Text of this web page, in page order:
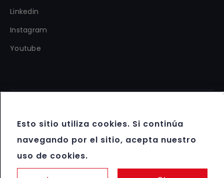
Linkedin
Instagram
Youtube
derechos.
Términos y condiciones
Protección de datos y política de cookies
Esto sitio utiliza cookies. Si continúa
navegando por el sitio, acepta nuestro
uso de cookies.